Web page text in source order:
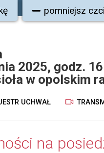
pomniejsz
2025, godz.
w opolskim
UCHWAŁ
na